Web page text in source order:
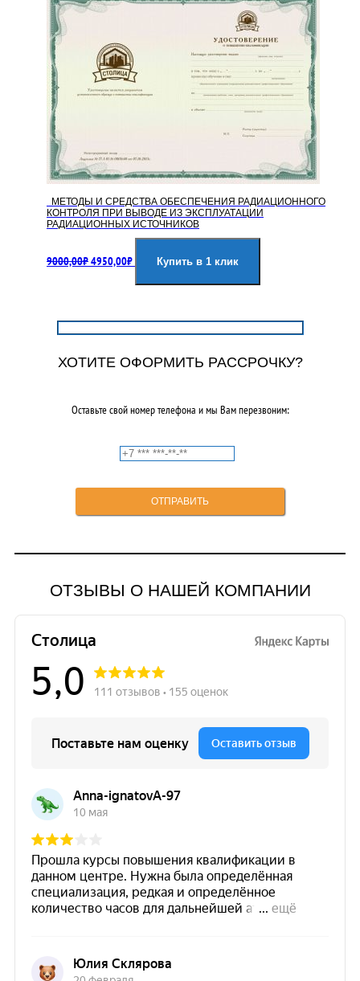
МЕТОДЫ И СРЕДСТВА ОБЕСПЕЧЕНИЯ РАДИАЦИОННОГО
КОНТРОЛЯ ПРИ ВЫВОДЕ ИЗ ЭКСПЛУАТАЦИИ
РАДИАЦИОННЫХ ИСТОЧНИКОВ
9000,00₽цена
4950,00₽цена:
Купить в 1 клик
ХОТИТЕ ОФОРМИТЬ РАССРОЧКУ?
Оставьте свой номер телефона и мы Вам перезвоним:
ОТЗЫВЫ О НАШЕЙ КОМПАНИИ